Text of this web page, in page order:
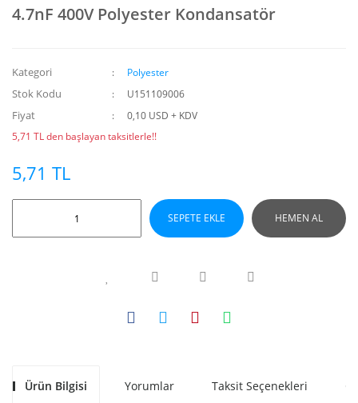
4.7nF 400V Polyester Kondansatör
Kategori Polyester
Stok Kodu U151109006
Fiyat
0,10 USD + KDV
5,71 TL den başlayan taksitlerle!!
5,71 TL
SEPETE EKLE HEMEN AL
Ürün Bilgisi Yorumlar Taksit Seçenekleri